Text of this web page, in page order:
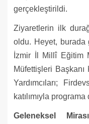
gerçekleştirildi.
Ziyaretlerin ilk
oldu. Heyet, burada
İzmir İl Millî Eğitim
Müfettişleri
Yardımcıları;
katılımıyla
Geleneksel